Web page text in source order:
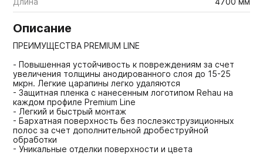
Описание
ПРЕИМУЩЕСТВА PREMIUM LINE
- Повышенная устойчивость к повреждениям за счет
увеличения толщины анодированного слоя до 15-25
мкрн. Легкие царапины легко удаляются
- Защитная пленка с нанесенным логотипом Rehau на
каждом профиле Premium Line
- Легкий и быстрый монтаж
- Бархатная поверхность без послеэкструзиционных
полос за счет дополнительной дробеструйной
обработки
- Уникальные отделки поверхности и цвета